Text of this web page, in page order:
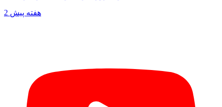
2 هفته پیش